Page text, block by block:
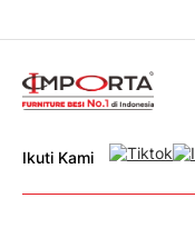
Ikuti Kami